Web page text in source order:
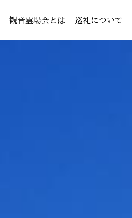
観音霊場会とは 巡礼について